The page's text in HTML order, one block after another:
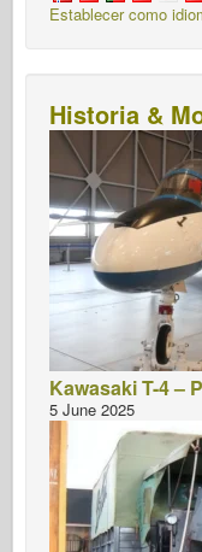
Establecer como
Historia &
Kawasaki T-4 –
5 June 2025